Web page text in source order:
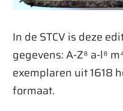
In de STCV is deze
gegevens: A-Z⁸ a-l⁸
exemplaren uit 1618
formaat.